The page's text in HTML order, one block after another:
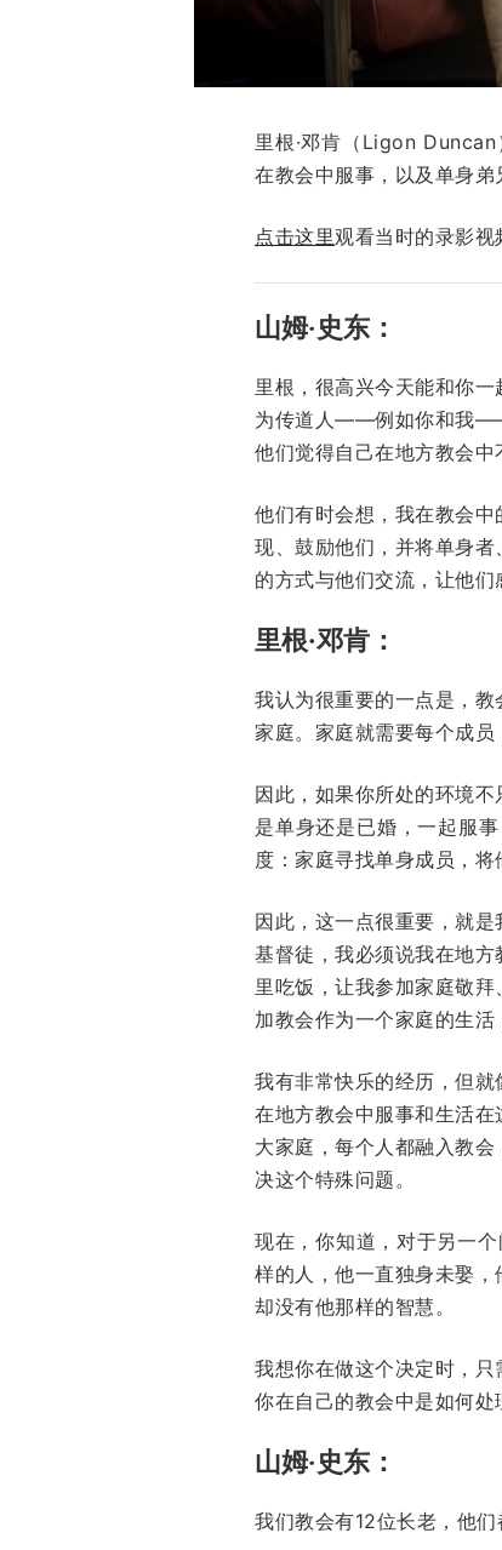
里根·邓肯（Ligon
在教会中服事，以及单身弟
点击这里观看当时的录影视
山姆‧史东：
里根，很高兴今天能和你
为传道人——例如你和我——
他们觉得自己在地方教会中
他们有时会想，我在教会
现、鼓励他们，并将单身
的方式与他们交流，让他
里根·邓肯：
我认为很重要的一点是，教
家庭。家庭就需要每个成员
因此，如果你所处的环境
是单身还是已婚，一起服
度：家庭寻找单身成员，
因此，这一点很重要，就
基督徒，我必须说我在地
里吃饭，让我参加家庭敬
加教会作为一个家庭的生活
我有非常快乐的经历，但
在地方教会中服事和生活
大家庭，每个人都融入教
决这个特殊问题。
现在，你知道，对于另一
样的人，他一直独身未娶
却没有他那样的智慧。
我想你在做这个决定时，
你在自己的教会中是如何处
山姆‧史东：
我们教会有12位长老，他